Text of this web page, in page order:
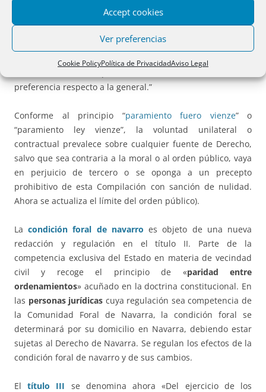
Accept cookies
Ver preferencias
Cookie PolicyPolítica de PrivacidadAviso Legal
Según la
establecida y asentada en la
realidad social navarra, aunque sea contra ley
sobre el Derecho escrito siempre que no se oponga a la
preferencia respecto a la general.”
Conforme al principio “paramiento fuero vienze” o
“paramiento ley vienze”, la voluntad unilateral o
contractual prevalece sobre cualquier fuente de Derecho,
salvo que sea contraria a la moral o al orden público, vaya
en perjuicio de tercero o se oponga a un precepto
prohibitivo de esta Compilación con sanción de nulidad.
Ahora se actualiza el límite del orden público).
Lacondición foral de navarro es objeto de una nueva
redacción y regulación en el título II. Parte de la
competencia exclusiva del Estado en materia de vecindad
civil y recoge el principio de «paridad entre
ordenamientos» acuñado en la doctrina constitucional. En
las personas jurídicas cuya regulación sea competencia de
la Comunidad Foral de Navarra, la condición foral se
determinará por su domicilio en Navarra, debiendo estar
sujetas al Derecho de Navarra. Se regulan los efectos de la
condición foral de navarro y de sus cambios.
Eltítulo III se denomina ahora «Del ejercicio de los